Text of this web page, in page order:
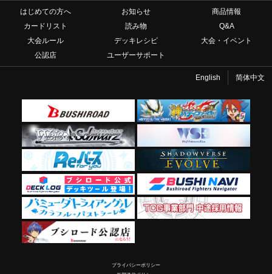
はじめての方へ お知らせ
商品情報
カードリスト
読み物
Q&A
大会ルール
デッキレシピ
大会・イベント
公認店
ユーザーサポート
English 简体中文
プライバシーポリシー